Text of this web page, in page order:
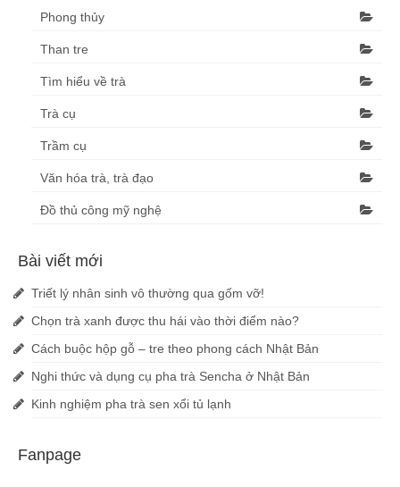
Liên hệ
Phong thủy
Than tre
Tìm hiểu về trà
Trà cụ
Trầm cụ
Văn hóa trà, trà đạo
Đồ thủ công mỹ nghệ
Bài viết mới
Triết lý nhân sinh vô thường qua gốm vỡ!
Chọn trà xanh được thu hái vào thời điểm nào?
Cách buộc hộp gỗ – tre theo phong cách Nhật Bản
Nghi thức và dụng cụ pha trà Sencha ở Nhật Bản
Kinh nghiệm pha trà sen xổi tủ lạnh
Fanpage